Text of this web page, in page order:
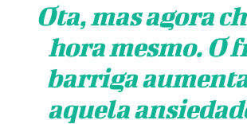
Ota, mas agora
hora mesmo. O
barriga
aquela